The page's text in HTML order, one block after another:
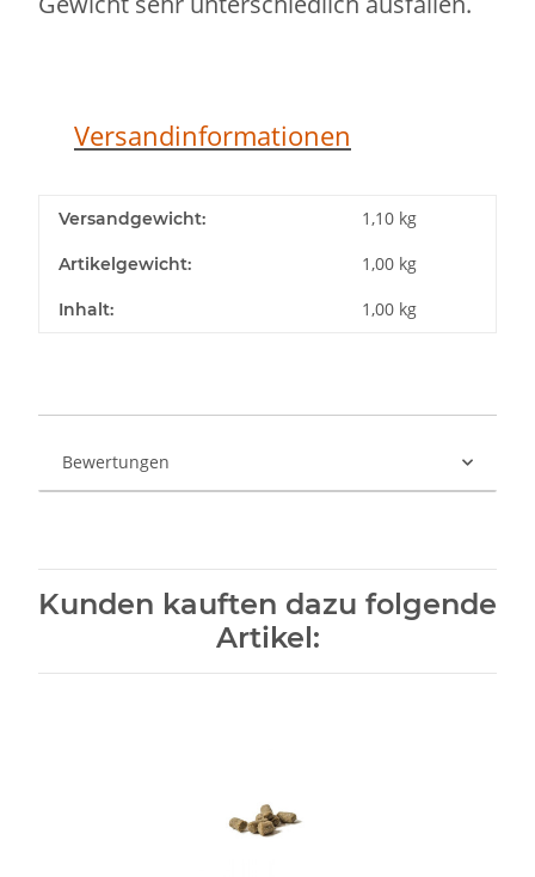
Versandinformationen
Versandgewicht: 1,10 kg
Artikelgewicht: 1,00 kg
Inhalt: 1,00 kg
Bewertungen
Kunden kauften dazu folgende
Artikel: